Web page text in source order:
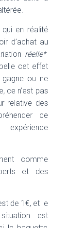
qui en réalité
d’achat au
réelle*
cet effet
gagne ou ne
ce n’est pas
relative des
ce
comme
et des
de 1€, et le
est